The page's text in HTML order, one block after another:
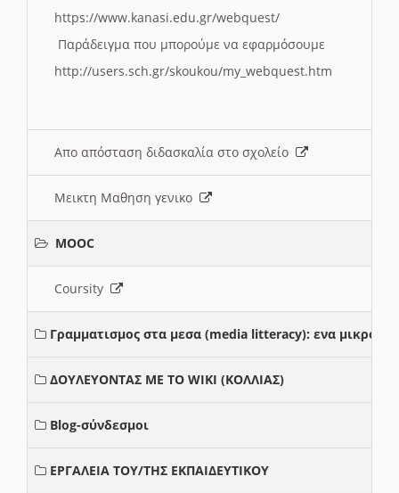
https://www.kanasi.edu.gr/webquest/
Παράδειγμα που μπορούμε να εφαρμόσουμε
http://users.sch.gr/skoukou/my_webquest.htm
Απο απόσταση διδασκαλία στο σχολείο
Μεικτη Μαθηση γενικο
MOOC
Coursity
Γραμματισμος στα μεσα (media litteracy): ενα μικρο
ΔΟΥΛΕΥΟΝΤΑΣ ΜΕ ΤΟ WIKI (ΚΟΛΛΙΑΣ)
Blog-σύνδεσμοι
ΕΡΓΑΛΕΙΑ ΤΟΥ/ΤΗΣ ΕΚΠΑΙΔΕΥΤΙΚΟΥ